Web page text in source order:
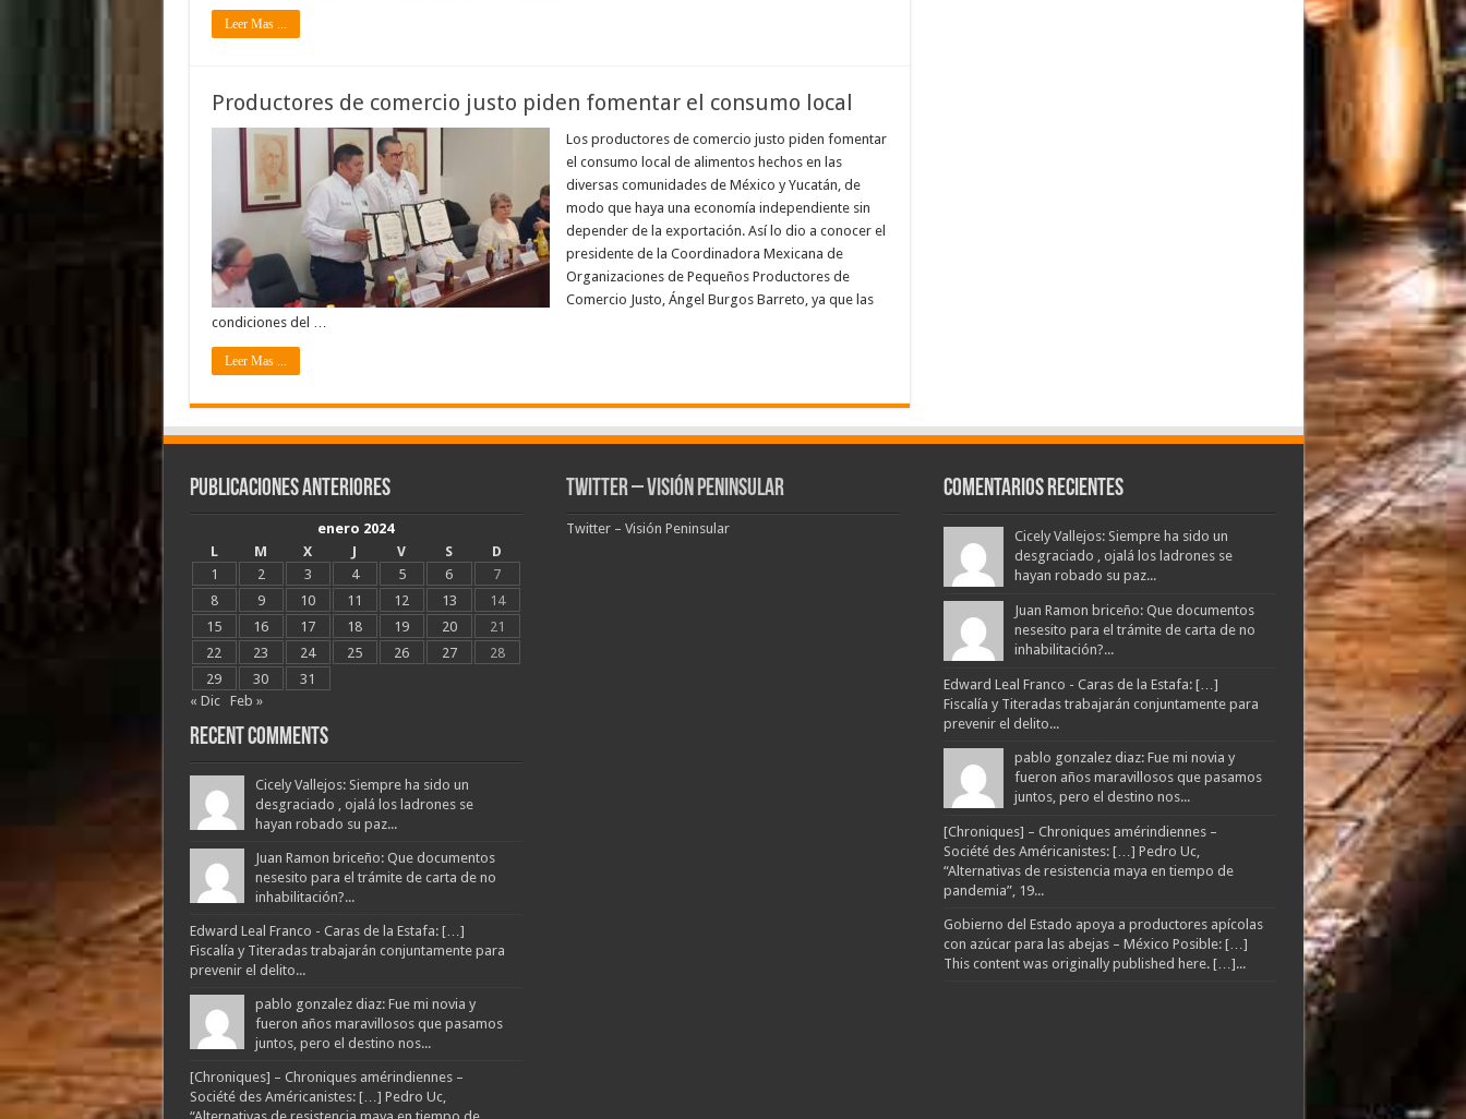
Leer Mas ...
Productores de comercio justo piden fomentar el consumo local
Los productores de comercio justo piden fomentar
el consumo local de alimentos hechos en las
diversas comunidades de México y Yucatán, de
modo que haya una economía independiente sin
depender de la exportación. Así lo dio a conocer el
presidente de la Coordinadora Mexicana de
Organizaciones de Pequeños Productores de
Comercio Justo, Ángel Burgos Barreto, ya que las
condiciones del …
Leer Mas ...
Publicaciones Anteriores
enero 2024
L
M X J V S
D
1
2 3 4 5 6
7
8
9 10 11 12 13
14
15
16 17 18 19 20
21
22
23 24 25 26 27
28
29
30
31
« Dic
Feb »
Recent Comments
Cicely Vallejos: Siempre ha sido un
desgraciado , ojalá los ladrones se
hayan robado su paz...
Juan Ramon briceño: Que documentos
nesesito para el trámite de carta de no
inhabilitación?...
Edward Leal Franco - Caras de la Estafa: […]
Fiscalía y Titeradas trabajarán conjuntamente para
prevenir el delito...
pablo gonzalez diaz: Fue mi novia y
fueron años maravillosos que pasamos
juntos, pero el destino nos...
[Chroniques] – Chroniques amérindiennes –
Société des Américanistes: […] Pedro Uc,
Twitter – Visión Peninsular
Twitter – Visión Peninsular
Comentarios Recientes
Cicely Vallejos: Siempre ha sido un
desgraciado , ojalá los ladrones se
hayan robado su paz...
Juan Ramon briceño: Que documentos
nesesito para el trámite de carta de no
inhabilitación?...
Edward Leal Franco - Caras de la Estafa: […]
Fiscalía y Titeradas trabajarán conjuntamente para
prevenir el delito...
pablo gonzalez diaz: Fue mi novia y
fueron años maravillosos que pasamos
juntos, pero el destino nos...
[Chroniques] – Chroniques amérindiennes –
Société des Américanistes: […] Pedro Uc,
“Alternativas de resistencia maya en tiempo de
pandemia”, 19...
Gobierno del Estado apoya a productores apícolas
con azúcar para las abejas – México Posible: […]
This content was originally published here. […]...